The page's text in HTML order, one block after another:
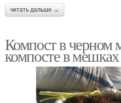
читать дальше →
Компост в черном
компосте в мешках